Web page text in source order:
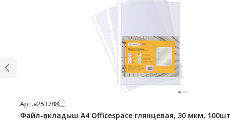
Арт.я253788
Файл-вкладыш А4 Officespace глянцевая, 30 мкм,